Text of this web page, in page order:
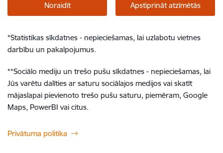
Noraidīt Apstiprināt atzīmētās
*Statistikas sīkdatnes - nepieciešamas, lai uzlabotu vietnes
darbību un pakalpojumus.
**Sociālo mediju un trešo pušu sīkdatnes - nepieciešamas, lai
Jūs varētu dalīties ar saturu sociālajos medijos vai skatīt
mājaslapai pievienoto trešo pušu saturu, piemēram, Google
Maps, PowerBI vai citus.
Privātuma politika